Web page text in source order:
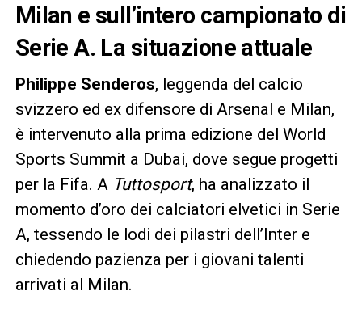
Milan e sull’intero campionato di
Serie A. La situazione attuale
Philippe Senderos, leggenda del calcio
svizzero ed ex difensore di Arsenal e Milan,
è intervenuto alla prima edizione del World
Sports Summit a Dubai, dove segue progetti
per la Fifa. A Tuttosport, ha analizzato il
momento d’oro dei calciatori elvetici in Serie
A, tessendo le lodi dei pilastri dell’Inter e
chiedendo pazienza per i giovani talenti
arrivati al Milan.